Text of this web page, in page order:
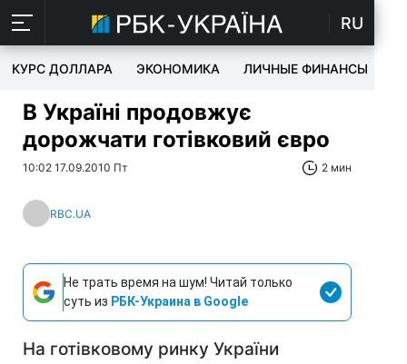
RU
КУРС ДОЛЛАРА ЭКОНОМИКА ЛИЧНЫЕ ФИНАНСЫ
В Україні продовжує
дорожчати готівковий євро
10:02 17.09.2010 Пт 2 мин
RBC.UA
Не трать время на шум! Читай только
суть из РБК-Украина в Google
На готівковому ринку України